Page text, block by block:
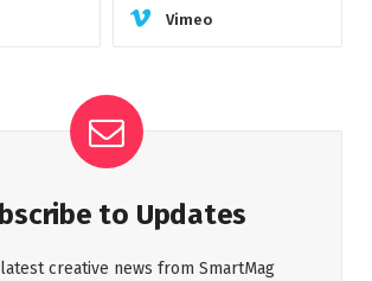
Vimeo
to Updates
creative news from SmartMag